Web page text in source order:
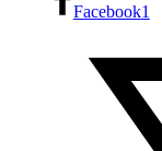
Facebook1